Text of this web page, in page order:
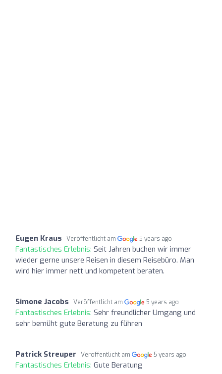
Eugen Kraus Veröffentlicht am 5 years ago
Fantastisches Erlebnis: Seit Jahren buchen wir immer
wieder gerne unsere Reisen in diesem Reisebüro. Man
wird hier immer nett und kompetent beraten.
Simone Jacobs Veröffentlicht am 5 years ago
Fantastisches Erlebnis: Sehr freundlicher Umgang und
sehr bemüht gute Beratung zu führen
Patrick Streuper Veröffentlicht am 5 years ago
Fantastisches Erlebnis: Gute Beratung